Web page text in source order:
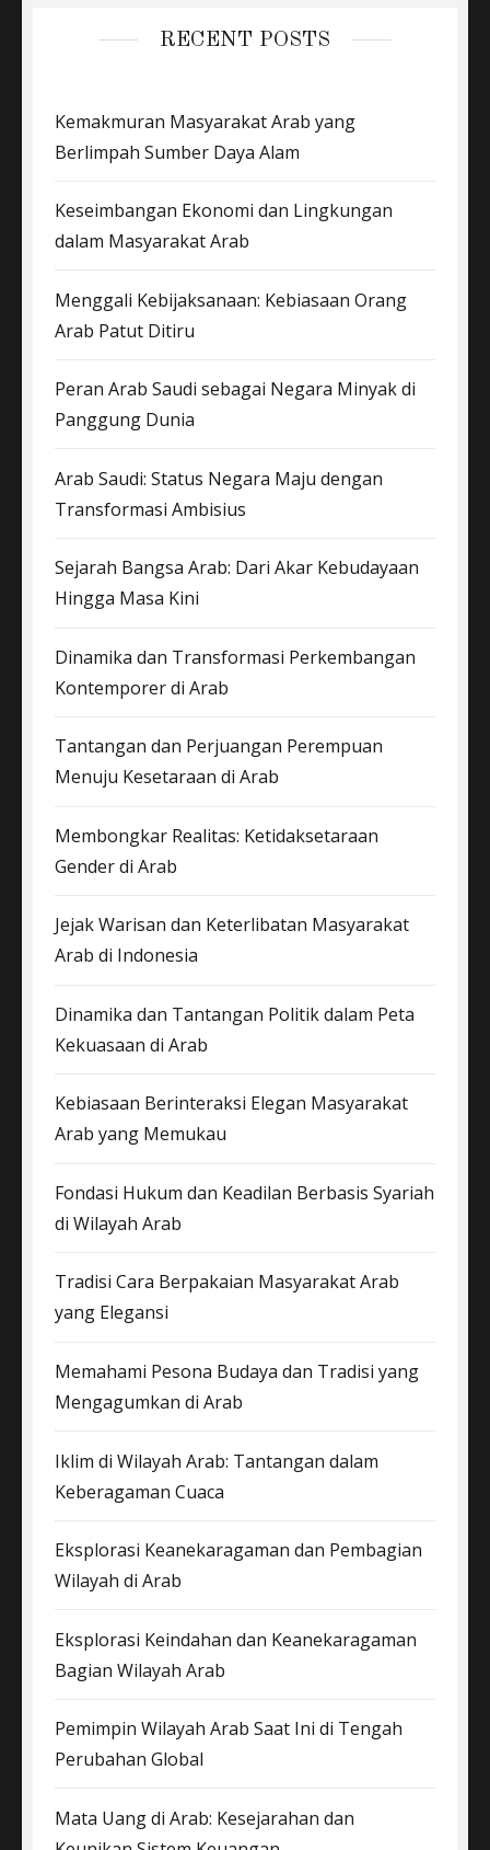
RECENT POSTS
Kemakmuran Masyarakat Arab yang
Berlimpah Sumber Daya Alam
Keseimbangan Ekonomi dan Lingkungan
dalam Masyarakat Arab
Menggali Kebijaksanaan: Kebiasaan Orang
Arab Patut Ditiru
Peran Arab Saudi sebagai Negara Minyak di
Panggung Dunia
Arab Saudi: Status Negara Maju dengan
Transformasi Ambisius
Sejarah Bangsa Arab: Dari Akar Kebudayaan
Hingga Masa Kini
Dinamika dan Transformasi Perkembangan
Kontemporer di Arab
Tantangan dan Perjuangan Perempuan
Menuju Kesetaraan di Arab
Membongkar Realitas: Ketidaksetaraan
Gender di Arab
Jejak Warisan dan Keterlibatan Masyarakat
Arab di Indonesia
Dinamika dan Tantangan Politik dalam Peta
Kekuasaan di Arab
Kebiasaan Berinteraksi Elegan Masyarakat
Arab yang Memukau
Fondasi Hukum dan Keadilan Berbasis Syariah
di Wilayah Arab
Tradisi Cara Berpakaian Masyarakat Arab
yang Elegansi
Memahami Pesona Budaya dan Tradisi yang
Mengagumkan di Arab
Iklim di Wilayah Arab: Tantangan dalam
Keberagaman Cuaca
Eksplorasi Keanekaragaman dan Pembagian
Wilayah di Arab
Eksplorasi Keindahan dan Keanekaragaman
Bagian Wilayah Arab
Pemimpin Wilayah Arab Saat Ini di Tengah
Perubahan Global
Mata Uang di Arab: Kesejarahan dan